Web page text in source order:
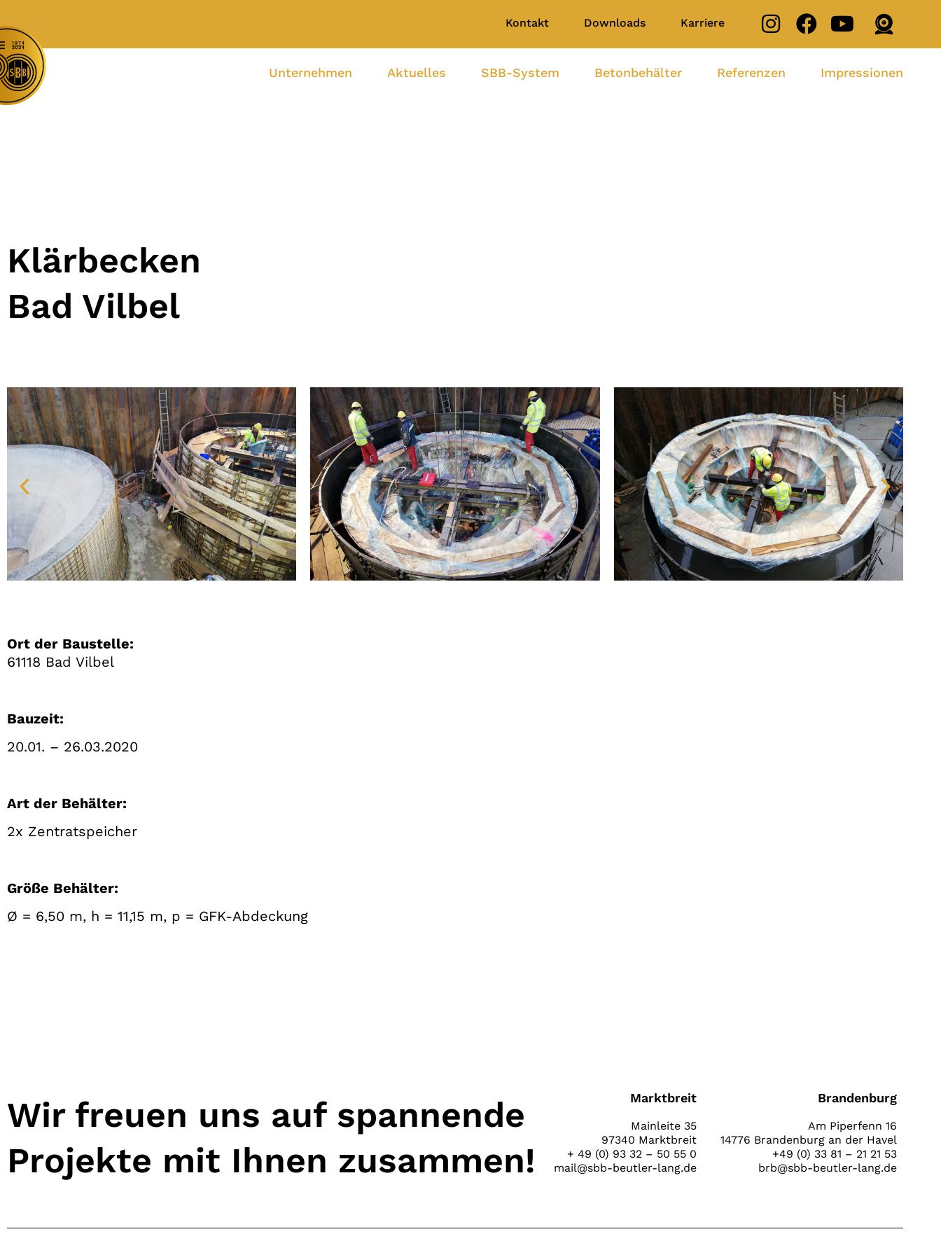
Kontakt Downloads Karriere
Unternehmen Aktuelles SBB-System Betonbehälter Referenzen Impressionen
Klärbecken
Bad Vilbel
Ort der Baustelle:
61118 Bad Vilbel
Bauzeit:
20.01. – 26.03.2020
Art der Behälter:
2x Zentratspeicher
Größe Behälter:
Ø = 6,50 m, h = 11,15 m, p = GFK-Abdeckung
Wir freuen uns auf spannende
Projekte mit Ihnen zusammen!
Marktbreit
Mainleite 35
97340 Marktbreit
+ 49 (0) 93 32 – 50 55 0
mail@sbb-beutler-lang.de
Brandenburg
Am Piperfenn 16
14776 Brandenburg an der Havel
+49 (0) 33 81 – 21 21 53
brb@sbb-beutler-lang.de